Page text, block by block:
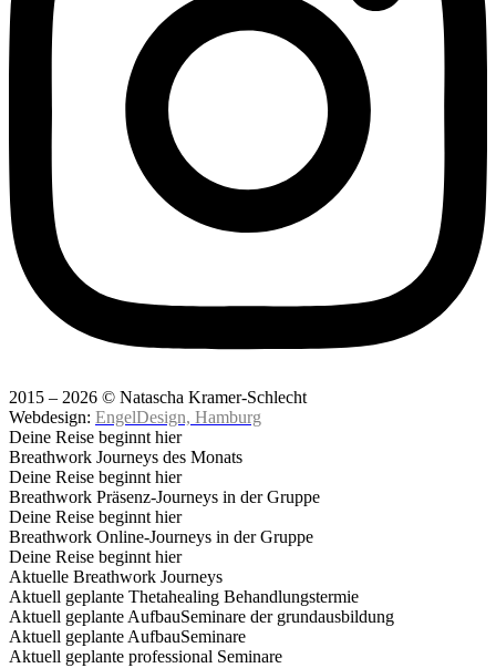
2015 – 2026 © Natascha Kramer-Schlecht
Webdesign: EngelDesign, Hamburg
Deine Reise beginnt hier
Breathwork Journeys des Monats
Deine Reise beginnt hier
Breathwork Präsenz-Journeys in der Gruppe
Deine Reise beginnt hier
Breathwork Online-Journeys in der Gruppe
Deine Reise beginnt hier
Aktuelle Breathwork Journeys
Aktuell geplante Thetahealing Behandlungstermie
Aktuell geplante AufbauSeminare der grundausbildung
Aktuell geplante AufbauSeminare
Aktuell geplante professional Seminare